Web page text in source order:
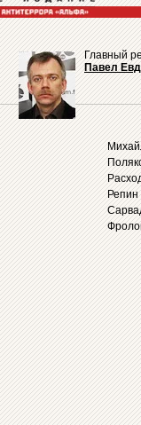
Главный
Павел
Репин